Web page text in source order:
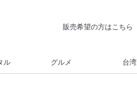
販売希望の方はこちら
ル グルメ 台